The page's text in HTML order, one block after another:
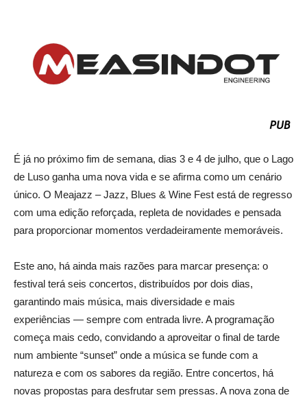
É já no próximo fim de semana, dias 3 e 4 de julho, que o Lago
de Luso ganha uma nova vida e se afirma como um cenário
único. O Meajazz – Jazz, Blues & Wine Fest está de regresso
com uma edição reforçada, repleta de novidades e pensada
para proporcionar momentos verdadeiramente memoráveis.
Este ano, há ainda mais razões para marcar presença: o
festival terá seis concertos, distribuídos por dois dias,
garantindo mais música, mais diversidade e mais
experiências — sempre com entrada livre. A programação
começa mais cedo, convidando a aproveitar o final de tarde
num ambiente “sunset” onde a música se funde com a
natureza e com os sabores da região. Entre concertos, há
novas propostas para desfrutar sem pressas. A nova zona de